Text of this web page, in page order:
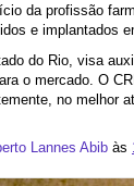
da profissão
e implantados
do Rio, visa
o mercado. O
no melhor
Lannes Abib às